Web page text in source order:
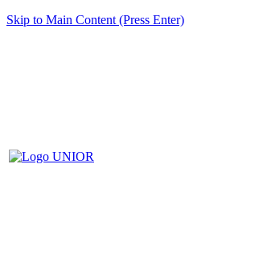
Skip to Main Content (Press Enter)